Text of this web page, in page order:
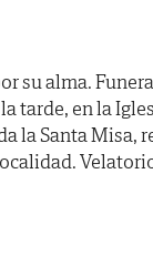
su alma.
tarde, en la
la Santa Misa,